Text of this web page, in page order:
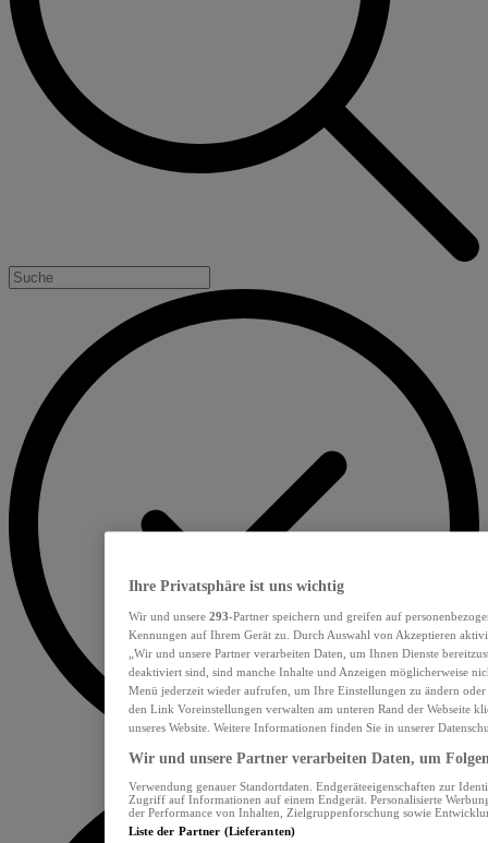
Ihre Privatsphäre ist uns wichtig
Wir und unsere 293-Partner speichern und greifen auf
Kennungen auf Ihrem Gerät zu. Durch Auswahl von Akzeptieren
„Wir und unsere Partner verarbeiten Daten, um Ihnen Dienste
deaktiviert sind, sind manche Inhalte und Anzeigen möglicherweise
Menü jederzeit wieder aufrufen, um Ihre Einstellungen zu ändern
den Link Voreinstellungen verwalten am unteren Rand der Webseite
unseres Website. Weitere Informationen finden Sie in unserer
Wir und unsere Partner verarbeiten Daten, um
Verwendung genauer Standortdaten. Endgeräteeigenschaften zur
Zugriff auf Informationen auf einem Endgerät. Personalisierte
der Performance von Inhalten, Zielgruppenforschung sowie
Liste der Partner (Lieferanten)